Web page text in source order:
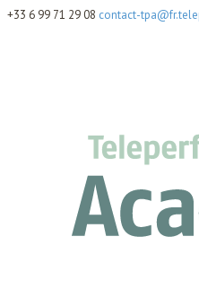
+33 6 99 71 29 08 contact-